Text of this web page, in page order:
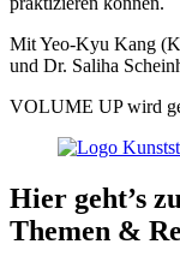
Mit Yeo-Kyu Kang
und Dr. Saliha
VOLUME UP wird
Hier geht’s
Themen &